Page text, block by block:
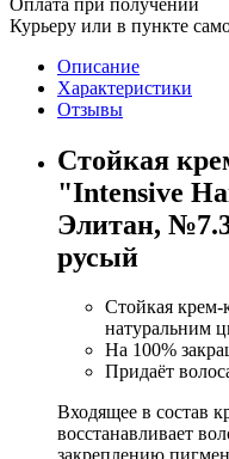
Курьеру или в пункте
Описание
Характеристики
Отзывы
Стойкая
"Intensive
Элитан,
русый
Стойкая крем-
натуральним
На 100%
Придаёт
Входящее в состав
восстанавливает